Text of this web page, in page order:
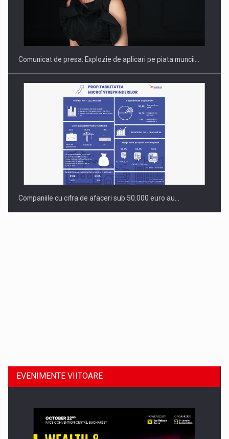
PUTTING ROMANIAN CORPORATE COMPANIES ON THE
INTERNATIONAL BUSINESS SCENE
Comunicat de presa: Explozie de aplicari pe piata muncii…
Companiile cu cifra de afaceri sub 50.000 euro au…
EVENIMENTE VIITOARE